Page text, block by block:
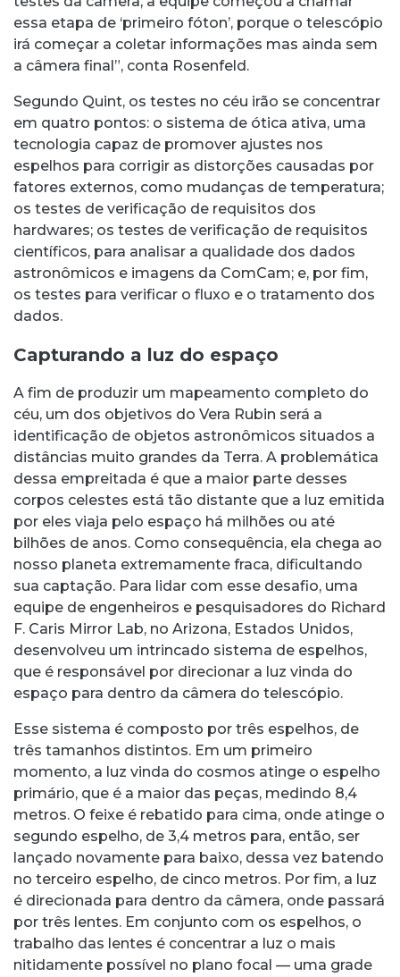
essa etapa de ‘primeiro fóton’, porque o telescópio
irá começar a coletar informações mas ainda sem
a câmera final”, conta Rosenfeld.
Segundo Quint, os testes no céu irão se concentrar
em quatro pontos: o sistema de ótica ativa, uma
tecnologia capaz de promover ajustes nos
espelhos para corrigir as distorções causadas por
fatores externos, como mudanças de temperatura;
os testes de verificação de requisitos dos
hardwares; os testes de verificação de requisitos
científicos, para analisar a qualidade dos dados
astronômicos e imagens da ComCam; e, por fim,
os testes para verificar o fluxo e o tratamento dos
dados.
Capturando a luz do espaço
A fim de produzir um mapeamento completo do
céu, um dos objetivos do Vera Rubin será a
identificação de objetos astronômicos situados a
distâncias muito grandes da Terra. A problemática
dessa empreitada é que a maior parte desses
corpos celestes está tão distante que a luz emitida
por eles viaja pelo espaço há milhões ou até
bilhões de anos. Como consequência, ela chega ao
nosso planeta extremamente fraca, dificultando
sua captação. Para lidar com esse desafio, uma
equipe de engenheiros e pesquisadores do Richard
F. Caris Mirror Lab, no Arizona, Estados Unidos,
desenvolveu um intrincado sistema de espelhos,
que é responsável por direcionar a luz vinda do
espaço para dentro da câmera do telescópio.
Esse sistema é composto por três espelhos, de
três tamanhos distintos. Em um primeiro
momento, a luz vinda do cosmos atinge o espelho
primário, que é a maior das peças, medindo 8,4
metros. O feixe é rebatido para cima, onde atinge o
segundo espelho, de 3,4 metros para, então, ser
lançado novamente para baixo, dessa vez batendo
no terceiro espelho, de cinco metros. Por fim, a luz
é direcionada para dentro da câmera, onde passará
por três lentes. Em conjunto com os espelhos, o
trabalho das lentes é concentrar a luz o mais
nitidamente possível no plano focal — uma grade